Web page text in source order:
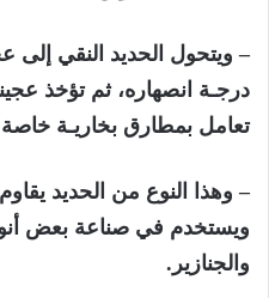
– ويتحول الحديد النقي إلى
درجـة انصهاره، ثم تؤخذ
تعامل بمطارق بخاريـة
– وهذا النوع من الحديد
ويستخدم في صناعة بعض
والجنازير.